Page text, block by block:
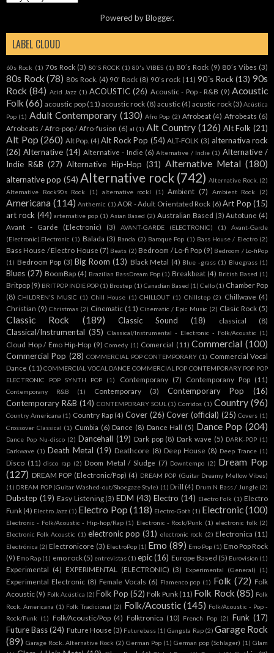
Powered byBlogger.
LABEL CLOUD
60s Rock (1) 70s Rock (3) 80'S ROCK (1) 80's VIBES (1) 80´s Rock (9) 80´s Vibes (3)
80s Rock (78) 80s Rock. (4) 90' Rock (8) 90's rock (11) 90´s Rock (13) 90s
Rock (84) Acid Jazz (1) ACOUSTIC (26) Acoustic - Pop - R&B (9) Acoustic
Folk (66) acoustic pop (11) acoustic rock (8) acustic (4) acustic rock (3) Acústica
Pop (1) Adult Contemporary (130) Afro Pop (2) Afrobeat (4) Afrobeats (6)
Afrobeats / Afro-pop / Afro-fusion (6) al (1) Alt Country (126) Alt Folk (21)
Alt Pop (260) Alt Pop. (4) Alt Rock Pop (54) ALT-FOLK (3) alternativa rock
(26) Alternative (14) Alternative - Indie (6) Alternative / Indie (1) Alternative /
Indie R&B (27) Alternative Hip-Hop (31) Alternative Metal (180)
alternative pop (54) Alternative rock (742) Alternative Rock. (2)
Alternative Rock90s Rock
(1) alternative rockl (1) Ambient (7) Ambient Rock (2)
Americana (114) Anthemic (1) AOR - Adult Orientated Rock (6) Art Pop (15)
art rock (44) arternative pop (1) Asian Based (2) Australian Based (3) Autotune (4)
Avant - Garde (Electronic)
(3) AVANT-GARDE (ELECTRONIC) (1)
Avant-Garde
(Electronic).Electronic (1) Balada (3) Banda (2) Baroque Pop (1) Bass House / Electro (2)
Bass House / Electro House (7) Beats (2) Bedroom / Lo-fi Pop (9) Bedroom / Lo-fiPop
(1) Bedroom Pop (3) Big Room (13) Black Metal (4) Blue -grass (1) Bluegrass (1)
Blues (27) BoomBap (4) Brazilian BassDream Pop (1) Breakbeat (4) British Based (1)
Britpop (9) BRITPOP INDIE POP (1) Brostep (1) Canadian Based (1) Cello (1) Chamber Pop
(8) CHILDREN'S MUSIC (1) Chill House (1) CHILLOUT (1) Chillstep (2) Chillwave (4)
Christian (9) Christmas (2) Cinematic (11) Cinematic / Epic Music (2) Clasic Rock (5)
Classic Rock (189) Classic Sound (18) classical (8)
Classical/Instrumental (35) Classical/Instrumental - Electronic - Folk/Acoustic (1)
Cloud Hop / Emo Hip-Hop (9) Comedy (1) Comercial (11) Commercial (100)
Commercial Pop (28) COMMERCIAL POP CONTEMPORARY (1) Commercial Vocal
Dance (11) COMMERCIAL VOCAL DANCE COMMERCIAL POP CONTEMPORARY POP POP
ELECTRONIC POP SYNTH POP
(1) Contemporany (7) Contemporany Pop (11)
Contemporany R&B (1) Contemporary (3) Contemporary Pop
(16)
Contemporary R&B (14) CONTEMPORARY SOUL (1) Corridos (1) Country (96)
Country Americana (1) Country Rap (4) Cover (26) Cover (official) (25) Covers (1)
Crossover Classical (1) Cumbia (6) Dance (8) Dance Hall (5) Dance Pop (204)
Dance Pop Nu-disco (2) Dancehall (19) Dark pop (8) Dark wave (5) DARK-POP (1)
Darkwave (1) Death Metal (19) Deathcore (8) Deep House (8) Deep Trance (1)
Disco (11) disco rap (2) Doom Metal / Sludge (7) Downtempo (2) Dream Pop
(127) DREAM POP (Electronic/Pop) (4) DREAM POP (Guitar Dreamy Mellow Vibes)
(1) DREAM POP (Guitar Washed-out/Shoegaze Style) (1) Drill (4) Drum N Bass / Jungle (2)
Dubstep (19) Easy Listening (3) EDM (43) Electro (14) Electro Folk (1) Electro
Funk (4) Electro Jazz (1) Electro Pop (118) Electro-Goth (1) Electronic(100)
Electronic - Folk/Acoustic - Hip-hop/Rap (1) Electronic - Rock/Punk (1) electronic folk (2)
Electronic Folk Acoustic (1) electronic pop (31) electronic rock (2) Electronica (11)
Electrónica (2) Electronicore (3) ElectroPop (1) Emo (89) Emo Pop (1) Emo Pop Rock
(9) Emo Rap (1) emo rock (5) entrevistas (1) epic (16) Europe Based (5) Eurovision (1)
Experimental (4) EXPERIMENTAL (ELECTRONIC) (3) Experimental (General) (1)
Experimental Electronic (8) Female Vocals (6) Flamenco pop (1) Folk (72) Folk
Acoustic (9) Folk Acústica (2) Folk Pop (52) Folk Punk (11) Folk Rock (85) Folk
Rock. Americana (1) Folk Tradicional (2) Folk/Acoustic (145) Folk/Acoustic - Pop -
Rock/Punk (1) Folk/Acoustic/Pop (4) Folktronica (10) French Pop (2) Funk (17)
Future Bass (24) Future House (3) Futurebass (1) Gangsta Rap (2) Garage Rock
(89) Garage Rock. Alternative Rock (2) German Pop (1) German pop (Schlager) (1) Glam